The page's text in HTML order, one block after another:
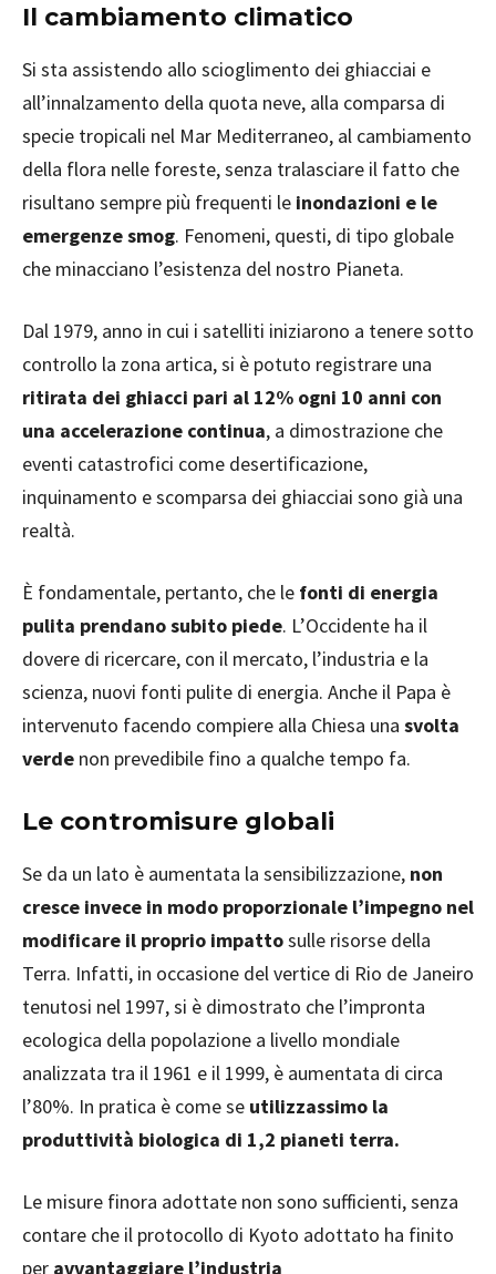
Il cambiamento climatico
Si sta assistendo allo scioglimento dei ghiacciai e
all’innalzamento della quota neve, alla comparsa di
specie tropicali nel Mar Mediterraneo, al cambiamento
della flora nelle foreste, senza tralasciare il fatto che
risultano sempre più frequenti le inondazioni e le
emergenze smog. Fenomeni, questi, di tipo globale
che minacciano l’esistenza del nostro Pianeta.
Dal 1979, anno in cui i satelliti iniziarono a tenere sotto
controllo la zona artica, si è potuto registrare una
ritirata dei ghiacci pari al 12% ogni 10 anni con
una accelerazione continua, a dimostrazione che
eventi catastrofici come desertificazione,
inquinamento e scomparsa dei ghiacciai sono già una
realtà.
È fondamentale, pertanto, che le fonti di energia
pulita prendano subito piede. L’Occidente ha il
dovere di ricercare, con il mercato, l’industria e la
scienza, nuovi fonti pulite di energia. Anche il Papa è
intervenuto facendo compiere alla Chiesa una svolta
verde non prevedibile fino a qualche tempo fa.
Le contromisure globali
Se da un lato è aumentata la sensibilizzazione, non
cresce invece in modo proporzionale l’impegno nel
modificare il proprio impattosulle risorse della
Terra. Infatti, in occasione del vertice di Rio de Janeiro
tenutosi nel 1997, si è dimostrato che l’impronta
ecologica della popolazione a livello mondiale
analizzata tra il 1961 e il 1999, è aumentata di circa
l’80%. In pratica è come se utilizzassimo la
produttività biologica di 1,2 pianeti terra.
Le misure finora adottate non sono sufficienti, senza
contare che il protocollo di Kyoto adottato ha finito
per avvantaggiare l’industria